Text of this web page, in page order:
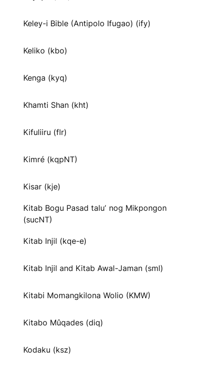
Keley-i Bible (Antipolo Ifugao) (ify)
Keliko (kbo)
Kenga (kyq)
Khamti Shan (kht)
Kifuliiru (flr)
Kimré (kqpNT)
Kisar (kje)
Kitab Bogu Pasad taluʼ nog Mikpongon
(sucNT)
Kitab Injil (kqe-e)
Kitab Injil and Kitab Awal-Jaman (sml)
Kitabi Momangkilona Wolio (KMW)
Kitabo Mûqades (diq)
Kodaku (ksz)